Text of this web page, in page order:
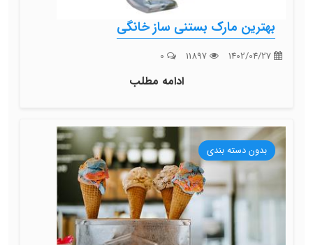
بهترین مارک بستنی ساز خانگی
ادامه مطلب
بدون دسته بندی